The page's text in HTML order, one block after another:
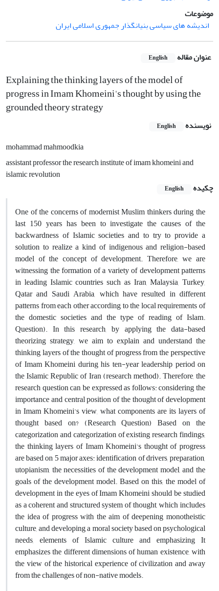
موضوعات
اندیشه های سیاسی بنیانگذار جمهوری اسلامی ایران
عنوان مقاله English
Explaining the thinking layers of the model of
progress in Imam Khomeini's thought by using the
grounded theory strategy
نویسنده English
mohammad mahmoodkia
assistant professor the research institute of imam khomeini and
islamic revolution
چکیده
English
One of the concerns of modernist Muslim thinkers during the
last 150 years has been to investigate the causes of the
backwardness of Islamic societies and to try to provide a
solution to realize a kind of indigenous and religion-based
model of the concept of development. Therefore, we are
witnessing the formation of a variety of development patterns
in leading Islamic countries such as Iran, Malaysia, Turkey,
Qatar and Saudi Arabia, which have resulted in different
patterns from each other according to the local requirements of
the domestic societies and the type of reading of Islam.
Question). In this research, by applying the data-based
theorizing strategy, we aim to explain and understand the
thinking layers of the thought of progress from the perspective
of Imam Khomeini during his ten-year leadership period on
the Islamic Republic of Iran (research method). Therefore, the
research question can be expressed as follows: considering the
importance and central position of the thought of development
in Imam Khomeini's view, what components are its layers of
thought based on? (Research Question) Based on the
categorization and categorization of existing research findings,
the thinking layers of Imam Khomeini's thought of progress
are based on 5 major axes: identification of drivers, preparation,
utopianism, the necessities of the development model, and the
goals of the development model. Based on this, the model of
development in the eyes of Imam Khomeini should be studied
as a coherent and structured system of thought, which includes
the idea of progress with the aim of deepening monotheistic
culture, and developing a moral society based on psychological
needs, elements of Islamic culture and emphasizing It
emphasizes the different dimensions of human existence, with
the view of the historical experience of civilization and away
from the challenges of non-native models.